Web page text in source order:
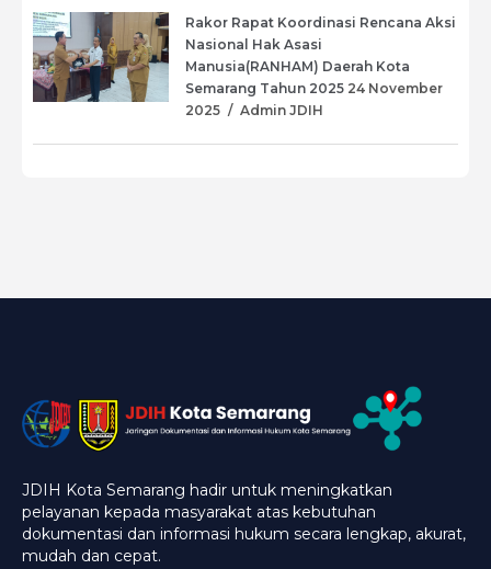
Rakor Rapat Koordinasi Rencana Aksi
Nasional Hak Asasi
Manusia(RANHAM) Daerah Kota
Semarang Tahun 2025 24 November
2025 / Admin JDIH
JDIH Kota Semarang hadir untuk meningkatkan
pelayanan kepada masyarakat atas kebutuhan
dokumentasi dan informasi hukum secara lengkap, akurat,
mudah dan cepat.